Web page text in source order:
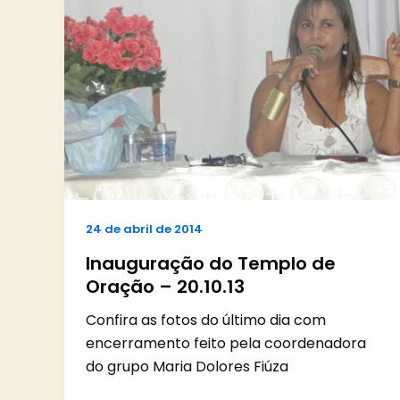
24 de abril de 2014
Inauguração do Templo de
Oração – 20.10.13
Confira as fotos do último dia com
encerramento feito pela coordenadora
do grupo Maria Dolores Fiúza